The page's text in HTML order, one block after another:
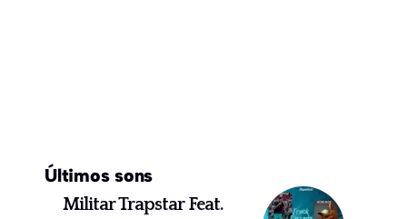
Últimos sons
Militar Trapstar Feat.